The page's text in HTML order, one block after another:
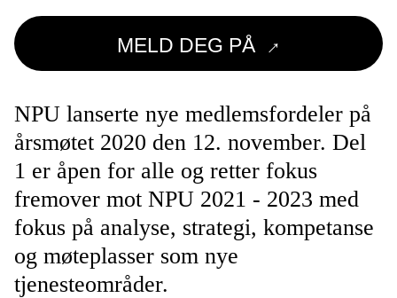
MELD DEG PÅ→
NPU lanserte nye medlemsfordeler på
årsmøtet 2020 den 12. november. Del
1 er åpen for alle og retter fokus
fremover mot NPU 2021 - 2023 med
fokus på analyse, strategi, kompetanse
og møteplasser som nye
tjenesteområder.